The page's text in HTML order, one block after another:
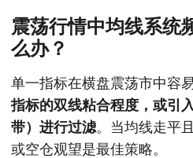
震荡行情中均线系统
么办？
单一指标在横盘震荡市中容易
指标的双线粘合程度，或引
带）进行过滤。当均线走平
或空仓观望是最佳策略。